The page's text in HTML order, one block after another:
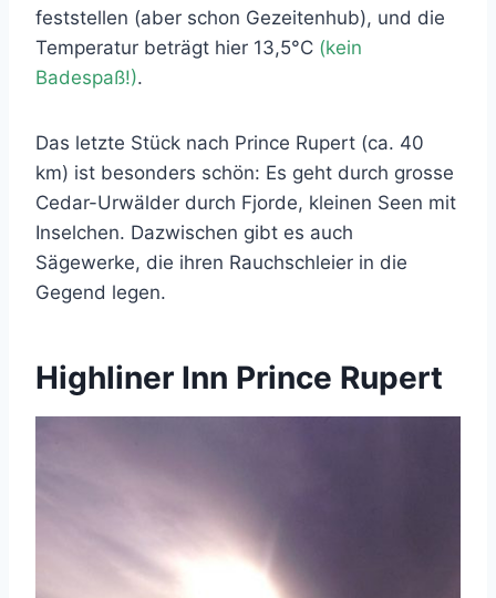
feststellen (aber schon Gezeitenhub), und die
Temperatur beträgt hier 13,5°C (kein
Badespaß!).
Das letzte Stück nach Prince Rupert (ca. 40
km) ist besonders schön: Es geht durch grosse
Cedar-Urwälder durch Fjorde, kleinen Seen mit
Inselchen. Dazwischen gibt es auch
Sägewerke, die ihren Rauchschleier in die
Gegend legen.
Highliner Inn Prince Rupert